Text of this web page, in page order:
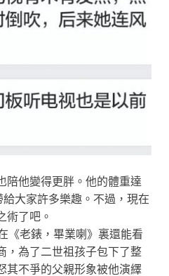
陪他變得更胖。他的體重達
大家許多樂趣。不過，現在
術了吧。
《老錶，畢業喇》裏還能看
，為了二世祖孩子包下了整
其不爭的父親形象被他演繹